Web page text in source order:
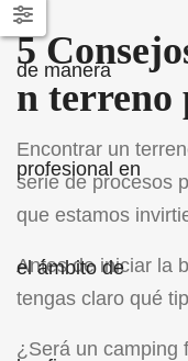
5
n terreno
Encontrar un
serie de procesos
que estamos
Antes de iniciar la
tengas claro qué
¿Será un camping